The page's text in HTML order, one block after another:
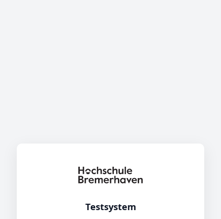
Testsystem